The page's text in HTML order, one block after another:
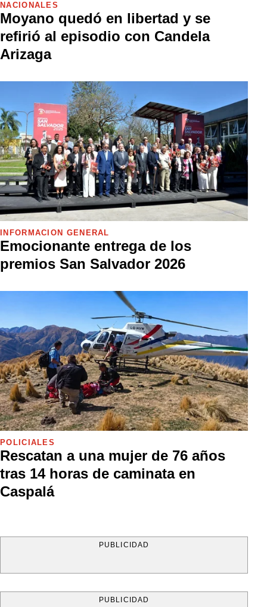
NACIONALES
Moyano quedó en libertad y se
refirió al episodio con Candela
Arizaga
INFORMACIÓN GENERAL
Emocionante entrega de los
premios San Salvador 2026
POLICIALES
Rescatan a una mujer de 76 años
tras 14 horas de caminata en
Caspalá
PUBLICIDAD
PUBLICIDAD